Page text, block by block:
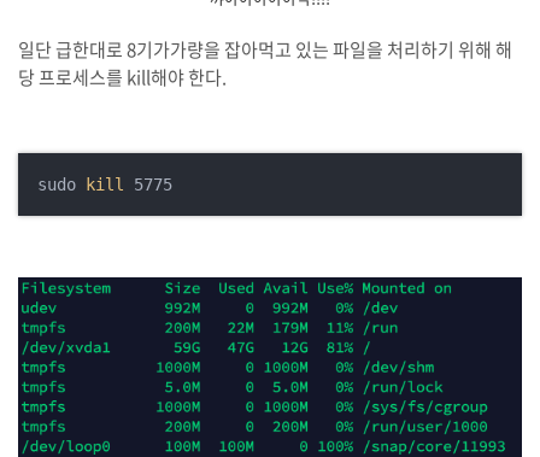
일단 급한대로 8기가가량을 잡아먹고 있는 파일을 처리하기 위해 해
당 프로세스를 kill해야 한다.
sudo kill 5775